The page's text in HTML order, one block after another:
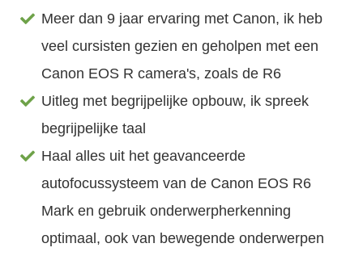
Meer dan 9 jaar ervaring met Canon, ik heb
veel cursisten gezien en geholpen met een
Canon EOS R camera's, zoals de R6
Uitleg met begrijpelijke opbouw, ik spreek
begrijpelijke taal
Haal alles uit het geavanceerde
autofocussysteem van de Canon EOS R6
Mark en gebruik onderwerpherkenning
optimaal, ook van bewegende onderwerpen